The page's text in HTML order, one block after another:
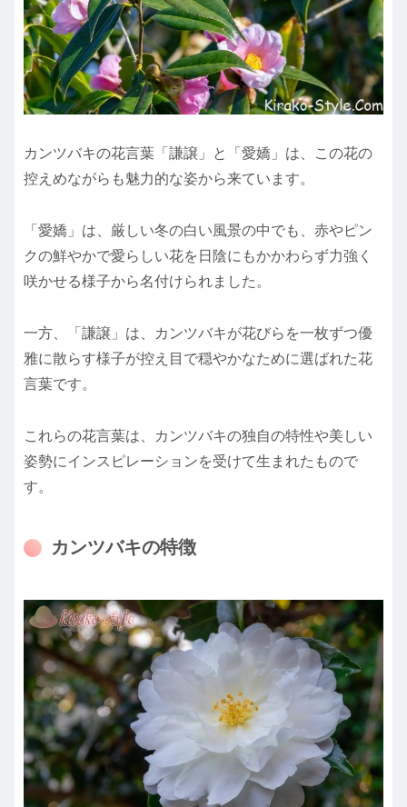
カンツバキの花言葉「謙譲」と「愛嬌」は、この花の
控えめながらも魅力的な姿から来ています。
「愛嬌」は、厳しい冬の白い風景の中でも、赤やピン
クの鮮やかで愛らしい花を日陰にもかかわらず力強く
咲かせる様子から名付けられました。
一方、「謙譲」は、カンツバキが花びらを一枚ずつ優
雅に散らす様子が控え目で穏やかなために選ばれた花
言葉です。
これらの花言葉は、カンツバキの独自の特性や美しい
姿勢にインスピレーションを受けて生まれたもので
す。
カンツバキの特徴